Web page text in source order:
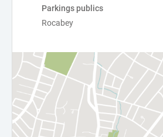
Parkings publics
Rocabey